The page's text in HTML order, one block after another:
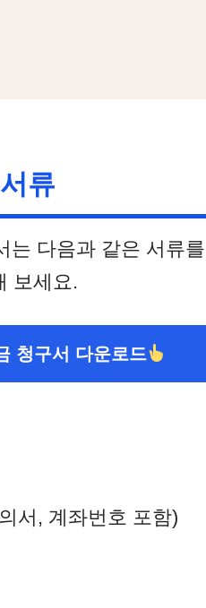
류
다음과 같은 서류
보세요.
청구서 다운로드
서, 계좌번호 포함)